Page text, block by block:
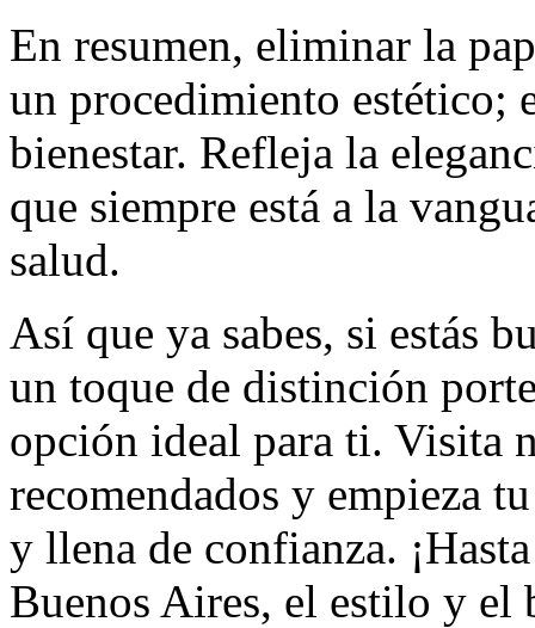
En resumen, eliminar la
un procedimiento estético;
bienestar. Refleja la
que siempre está a la
salud.
Así que ya sabes, si estás
un toque de distinción
opción ideal para ti. Visita
recomendados y empieza
y llena de confianza.
Buenos Aires, el estilo y el